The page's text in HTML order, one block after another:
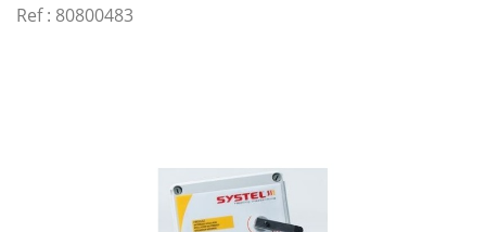
Ref : 80800483